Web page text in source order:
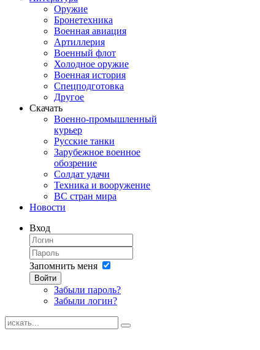
Оружие
Бронетехника
Военная авиация
Артиллерия
Военный флот
Холодное оружие
Военная история
Спецподготовка
Другое
Скачать
Военно-промышленный
курьер
Русские танки
Зарубежное военное
обозрение
Солдат удачи
Техника и вооружение
ВС стран мира
Новости
Вход
Запомнить меня
Войти
Забыли пароль?
Забыли логин?